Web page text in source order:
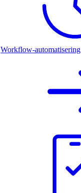
Workflow-automatisering